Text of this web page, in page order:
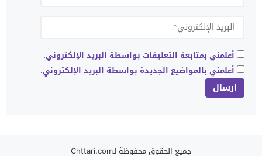
أعلمني بمتابعة التعليقات بواسطة البريد الإلكتروني.
أعلمني بالمواضيع الجديدة بواسطة البريد الإلكتروني.
جميع الحقوق محفوظة لـChttari.com